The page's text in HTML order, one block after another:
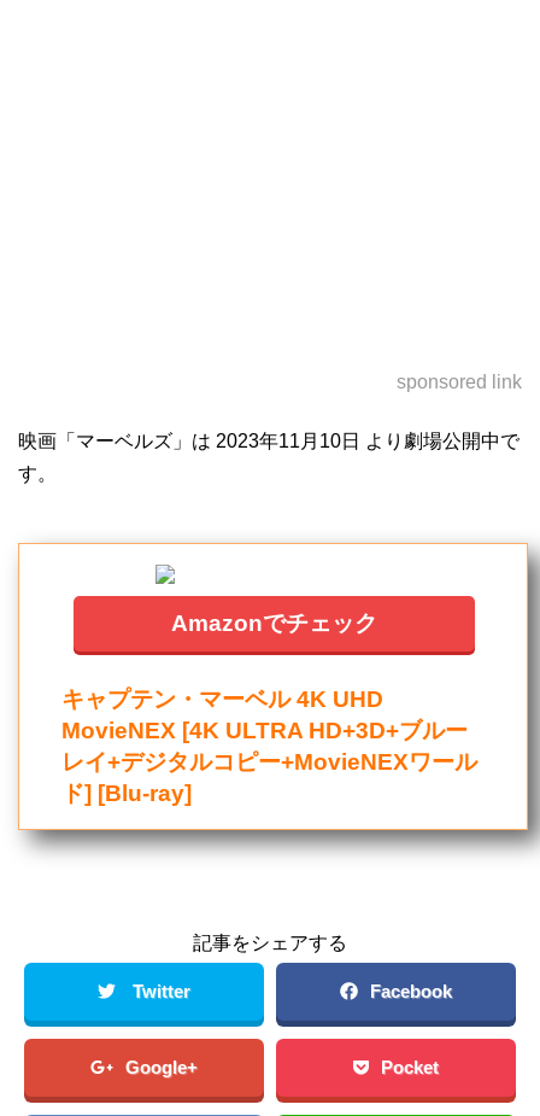
sponsored link
映画「マーベルズ」は 2023年11月10日 より劇場公開中で
す。
Amazonでチェック
キャプテン・マーベル 4K UHD
MovieNEX [4K ULTRA HD+3D+ブルー
レイ+デジタルコピー+MovieNEXワール
ド] [Blu-ray]
記事をシェアする
Twitter Facebook
Google+ Pocket